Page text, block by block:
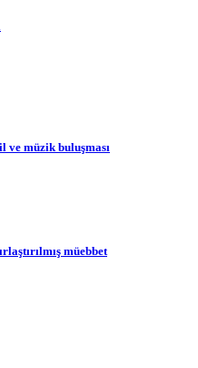
ve müzik buluşması
müebbet